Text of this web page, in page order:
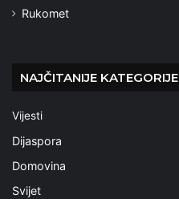
Rukomet
NAJČITANIJE KATEGORIJE
Vijesti
Dijaspora
Domovina
Svijet